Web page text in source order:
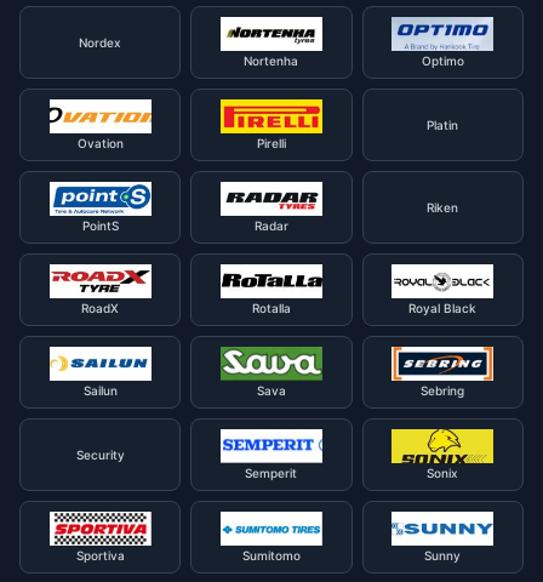
Nordex
Nortenha
Optimo
Ovation Pirelli
Platin
PointS Radar
Riken
RoadX Rotalla Royal Black
Sailun Sava Sebring
Security
Semperit
Sonix
Sportiva Sumitomo Sunny